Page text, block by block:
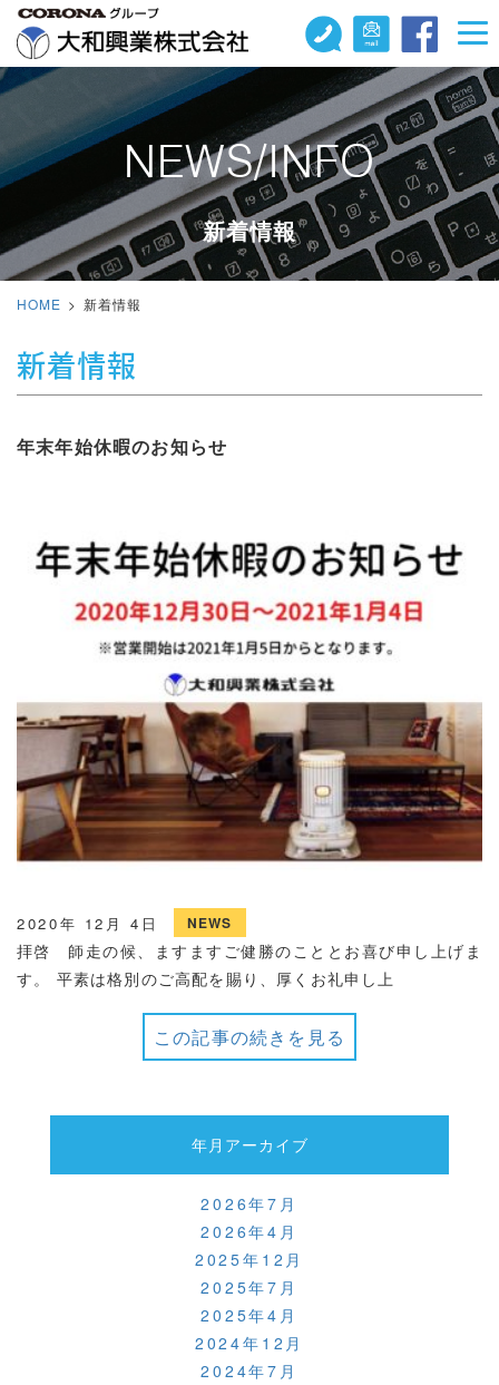
NEWS/INFO
新着情報
HOME 新着情報
新着情報
年末年始休暇のお知らせ
2020年 12月 4日 NEWS
拝啓 師走の候、ますますご健勝のこととお喜び申し上げま
す。 平素は格別のご高配を賜り、厚くお礼申し上
この記事の続きを見る
年月アーカイブ
2026年7月
2026年4月
2025年12月
2025年7月
2025年4月
2024年12月
2024年7月